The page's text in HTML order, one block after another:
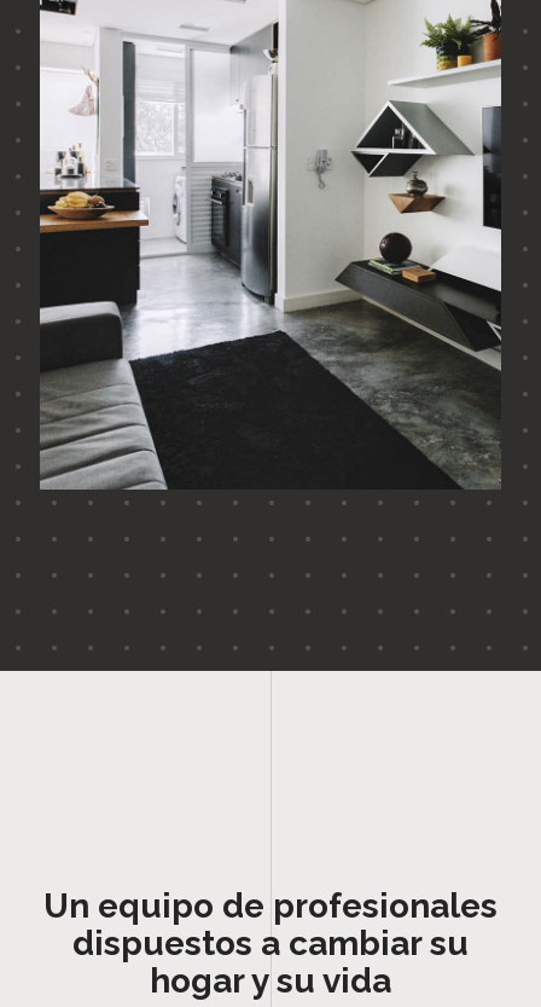
Un equipo de profesionales
dispuestos a cambiar su
hogar y su vida